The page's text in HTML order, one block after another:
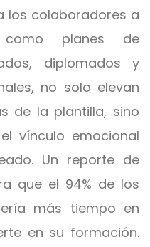
los colaboradores a
como planes de
diplomados y
no solo elevan
de la plantilla, sino
vínculo emocional
Un reporte de
que el 94% de los
más tiempo en
en su formación.